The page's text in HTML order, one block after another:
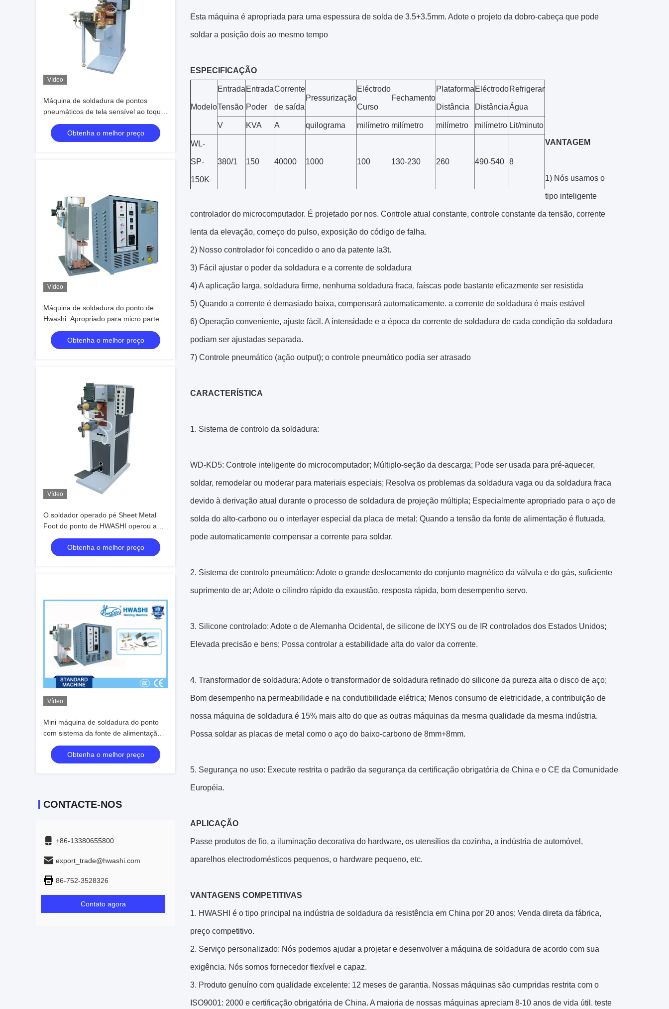
Vídeo
Máquina de soldadura de pontos
pneumáticos de tela sensível ao toque
inteligente para chapas ou cintos de
cobre mais espessos
Obtenha o melhor preço
Vídeo
Máquina de soldadura do ponto de
Hwashi: Apropriado para micro partes
do trabalho de precisão
Obtenha o melhor preço
Vídeo
O soldador operado pé Sheet Metal
Foot do ponto de HWASHI operou a
máquina de soldadura do ponto
Obtenha o melhor preço
Vídeo
Mini máquina de soldadura do ponto
com sistema da fonte de alimentação
da descarga do capacitor
Obtenha o melhor preço
CONTACTE-NOS
+86-13380655800
export_trade@hwashi.com
86-752-3528326
Contato agora
Esta máquina é apropriada para uma espessura de solda de 3.5+3.5mm. Adote o projeto da dobro-cabeça que pode
soldar a posição dois ao mesmo tempo
ESPECIFICAÇÃO
Modelo
Entrada
Tensão
Entrada
Poder
Corrente
de saída
Pressurização
Eléctrodo
Curso
Fechamento
Plataforma
Distância
Eléctrodo
Distância
Refrigerar
Água
V KVA A quilograma milímetro milímetro milímetro milímetro Lit/minuto
WL-
SP-
150K
380/1 150 40000 1000 100 130-230 260 490-540 8
VANTAGEM
1) Nós usamos o
tipo inteligente
controlador do microcomputador. É projetado por nos. Controle atual constante, controle constante da tensão, corrente
lenta da elevação, começo do pulso, exposição do código de falha.
2) Nosso controlador foi concedido o ano da patente la3t.
3) Fácil ajustar o poder da soldadura e a corrente de soldadura
4) A aplicação larga, soldadura firme, nenhuma soldadura fraca, faíscas pode bastante eficazmente ser resistida
5) Quando a corrente é demasiado baixa, compensará automaticamente. a corrente de soldadura é mais estável
6) Operação conveniente, ajuste fácil. A intensidade e a época da corrente de soldadura de cada condição da soldadura
podiam ser ajustadas separada.
7) Controle pneumático (ação output); o controle pneumático podia ser atrasado
CARACTERÍSTICA
1. Sistema de controlo da soldadura:
WD-KD5: Controle inteligente do microcomputador; Múltiplo-seção da descarga; Pode ser usada para pré-aquecer,
soldar, remodelar ou moderar para materiais especiais; Resolva os problemas da soldadura vaga ou da soldadura fraca
devido à derivação atual durante o processo de soldadura de projeção múltipla; Especialmente apropriado para o aço de
solda do alto-carbono ou o interlayer especial da placa de metal; Quando a tensão da fonte de alimentação é flutuada,
pode automaticamente compensar a corrente para soldar.
2. Sistema de controlo pneumático: Adote o grande deslocamento do conjunto magnético da válvula e do gás, suficiente
suprimento de ar; Adote o cilindro rápido da exaustão, resposta rápida, bom desempenho servo.
3. Silicone controlado: Adote o de Alemanha Ocidental, de silicone de IXYS ou de IR controlados dos Estados Unidos;
Elevada precisão e bens; Possa controlar a estabilidade alta do valor da corrente.
4. Transformador de soldadura: Adote o transformador de soldadura refinado do silicone da pureza alta o disco de aço;
Bom desempenho na permeabilidade e na condutibilidade elétrica; Menos consumo de eletricidade, a contribuição de
nossa máquina de soldadura é 15% mais alto do que as outras máquinas da mesma qualidade da mesma indústria.
Possa soldar as placas de metal como o aço do baixo-carbono de 8mm+8mm.
5. Segurança no uso: Execute restrita o padrão da segurança da certificação obrigatória de China e o CE da Comunidade
Européia.
APLICAÇÃO
Passe produtos de fio, a iluminação decorativa do hardware, os utensílios da cozinha, a indústria de automóvel,
aparelhos electrodomésticos pequenos, o hardware pequeno, etc.
VANTAGENS COMPETITIVAS
1. HWASHI é o tipo principal na indústria de soldadura da resistência em China por 20 anos; Venda direta da fábrica,
preço competitivo.
2. Serviço personalizado: Nós podemos ajudar a projetar e desenvolver a máquina de soldadura de acordo com sua
exigência. Nós somos fornecedor flexível e capaz.
3. Produto genuíno com qualidade excelente: 12 meses de garantia. Nossas máquinas são cumpridas restrita com o
ISO9001: 2000 e certificação obrigatória de China. A maioria de nossas máquinas apreciam 8-10 anos de vida útil. teste